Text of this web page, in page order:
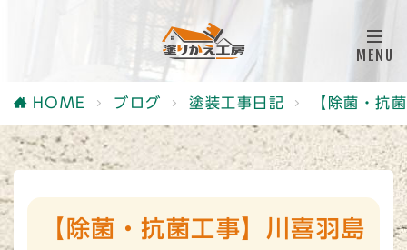
HOME ブログ 塗装工事日記 【除菌・抗
【除菌・抗菌工事】川喜羽島